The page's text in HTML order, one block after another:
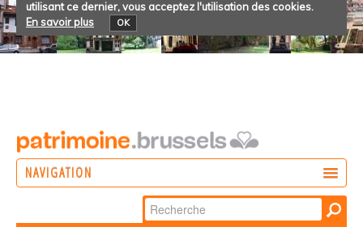
utilisant ce dernier, vous acceptez l'utilisation des cookies.
En savoir plus
OK
NAVIGATION
Chercher par